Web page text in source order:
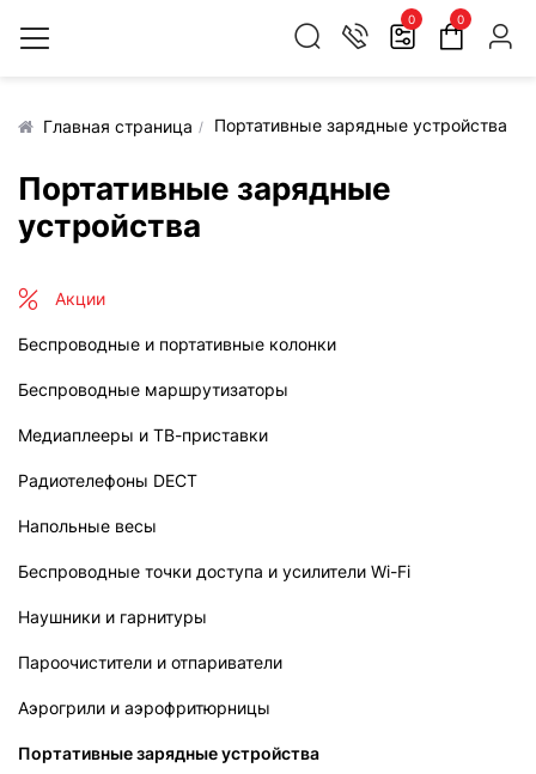
0 0
Главная страница Портативные зарядные устройства
Портативные зарядные
устройства
Акции
Беспроводные и портативные колонки
Беспроводные маршрутизаторы
Медиаплееры и ТВ-приставки
Радиотелефоны DECT
Напольные весы
Беспроводные точки доступа и усилители Wi-Fi
Наушники и гарнитуры
Пароочистители и отпариватели
Аэрогрили и аэрофритюрницы
Портативные зарядные устройства